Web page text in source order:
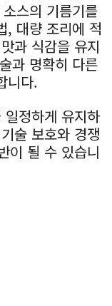
스의 기름기를
, 대량 조리에 적
과 식감을 유지
과 명확히 다른
니다.
정하게 유지하
술 보호와 경쟁
이 될 수 있습니